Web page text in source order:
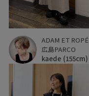
ADAM ET ROPÉ
広島PARCO
kaede (155cm)